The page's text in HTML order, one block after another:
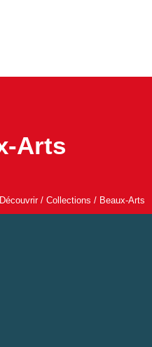
Arts
Découvrir/ Collections / Beaux-Arts